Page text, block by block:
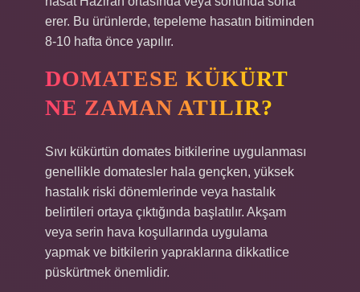
erer. Bu ürünlerde, tepeleme hasatın bitiminden
8-10 hafta önce yapılır.
DOMATESE KÜKÜRT
NE ZAMAN ATILIR?
Sıvı kükürtün domates bitkilerine uygulanması
genellikle domatesler hala gençken, yüksek
hastalık riski dönemlerinde veya hastalık
belirtileri ortaya çıktığında başlatılır. Akşam
veya serin hava koşullarında uygulama
yapmak ve bitkilerin yapraklarına dikkatlice
püskürtmek önemlidir.